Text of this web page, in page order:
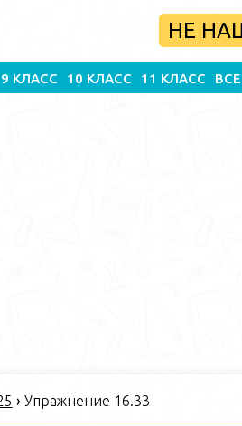
НЕ
9 КЛАСС 10 КЛАСС 11 КЛАСС
› Упражнение 16.33